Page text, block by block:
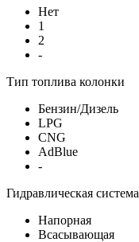
Нет
1
2
-
Тип топлива колонки
Бензин/Дизель
LPG
CNG
AdBlue
-
Гидравлическая система
Напорная
Всасывающая